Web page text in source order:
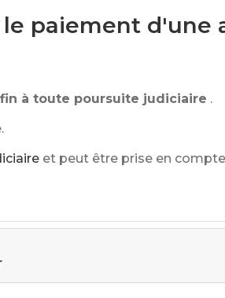
paiement d'une
à toute poursuite judiciaire .
et peut être prise en